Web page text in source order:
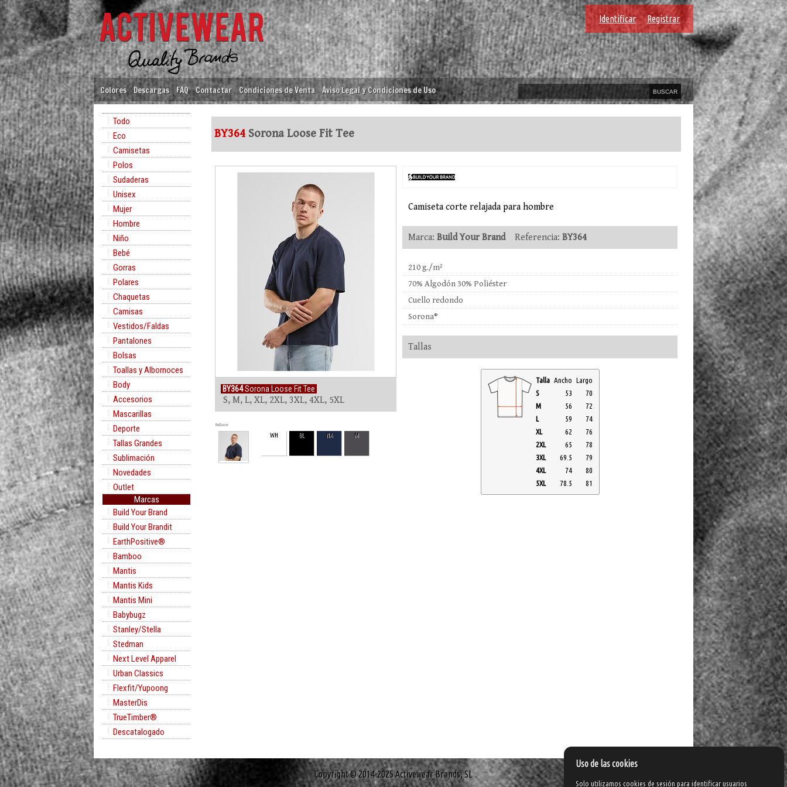
Identificar Registrar
Colores Descargas FAQ Contactar Condiciones de Venta Aviso Legal y Condiciones de Uso
Todo
Eco
Camisetas
Polos
Sudaderas
Unisex
Mujer
Hombre
Niño
Bebé
Gorras
Polares
Chaquetas
Camisas
Vestidos/Faldas
Pantalones
Bolsas
Toallas y Albornoces
Body
Accesorios
Mascarillas
Deporte
Tallas Grandes
Sublimación
Novedades
Outlet
Marcas
Build Your Brand
Build Your Brandit
EarthPositive®
Bamboo
Mantis
Mantis Kids
Mantis Mini
Babybugz
Stanley/Stella
Stedman
Next Level Apparel
Urban Classics
Flexfit/Yupoong
MasterDis
TrueTimber®
Descatalogado
BY364 Sorona Loose Fit Tee
BY364Sorona Loose Fit Tee
S, M, L, XL, 2XL, 3XL, 4XL, 5XL
Rollover
WH BL NA M
Camiseta corte relajada para hombre
Marca: Build Your BrandReferencia: BY364
210 g./m²
70% Algodón 30% Poliéster
Cuello redondo
Sorona®
Tallas
Talla Ancho Largo
S
53
70
M
56
72
L
59
74
XL
62
76
2XL
65
78
3XL
69.5
79
4XL
74
80
5XL
78.5 81
Copyright © 2014-2025 Activewear Brands, SL
Uso de las cookies
Solo utilizamos cookies de sesión para identificar usuarios